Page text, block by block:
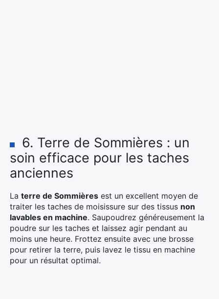
6. Terre de Sommières : un
soin efficace pour les taches
anciennes
La terre de Sommières est un excellent moyen de
traiter les taches de moisissure sur des tissus non
lavables en machine. Saupoudrez généreusement la
poudre sur les taches et laissez agir pendant au
moins une heure. Frottez ensuite avec une brosse
pour retirer la terre, puis lavez le tissu en machine
pour un résultat optimal.